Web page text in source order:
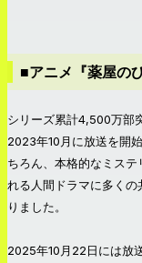
■アニメ『薬屋の
シリーズ累計4,500万部
2023年10月に放送を開
ちろん、本格的なミス
れる人間ドラマに多く
りました。
2025年10月22日には放